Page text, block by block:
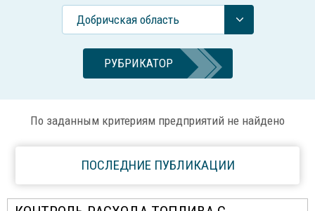
Добричская область
РУБРИКАТОР
По заданным критериям предприятий не найдено
ПОСЛЕДНИЕ ПУБЛИКАЦИИ